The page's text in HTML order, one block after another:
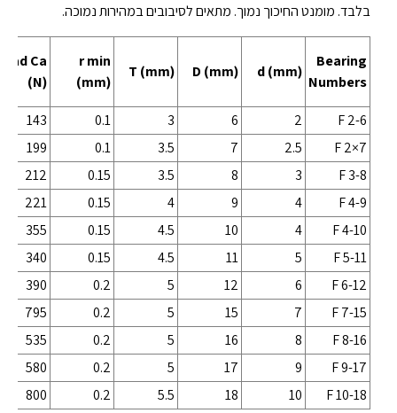
בלבד. מומנט החיכוך נמוך. מתאים לסיבובים במהירות נמוכה.
Ca
(N)
r min
(mm)
T (mm) D (mm) d (mm)
Bearing
Numbers
143 0.1 3 6 2
F 2-6
199
0.1 3.5 7 2.5
F 2×7
212
0.15 3.5 8 3
F 3-8
221
0.15 4 9 4
F 4-9
355
0.15 4.5 10 4
F 4-10
340
0.15 4.5 11 5
F 5-11
390
0.2 5 12 6
F 6-12
795
0.2 5 15 7
F 7-15
535
0.2 5 16 8
F 8-16
580
0.2 5 17 9
F 9-17
800
0.2 5.5 18 10
F 10-18